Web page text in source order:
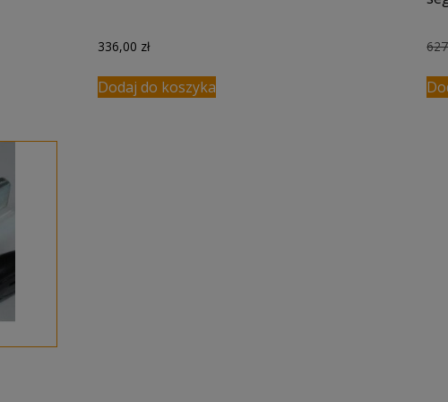
336,00 zł
Dodaj do koszyka